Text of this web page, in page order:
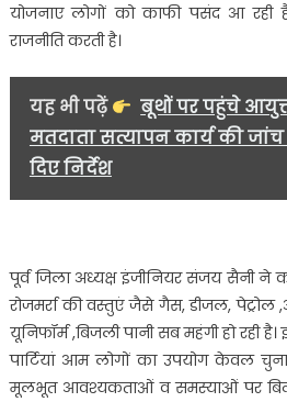
योजनाए लोगों को काफी पसंद आ रही
राजनीति करती है।
यह भी पढ़ें
बूथों पर पहुंचे
मतदाता सत्यापन कार्य की
दिए निर्देश
पूर्व जिला अध्यक्ष इंजीनियर संजय सैनी ने
रोजमर्रा की वस्तुएं जैसे गैस, डीजल,
यूनिफॉर्म ,बिजली पानी सब महंगी हो
पार्टियां आम लोगों का उपयोग केवल
मूलभूत आवश्यकताओं व समस्याओं पर